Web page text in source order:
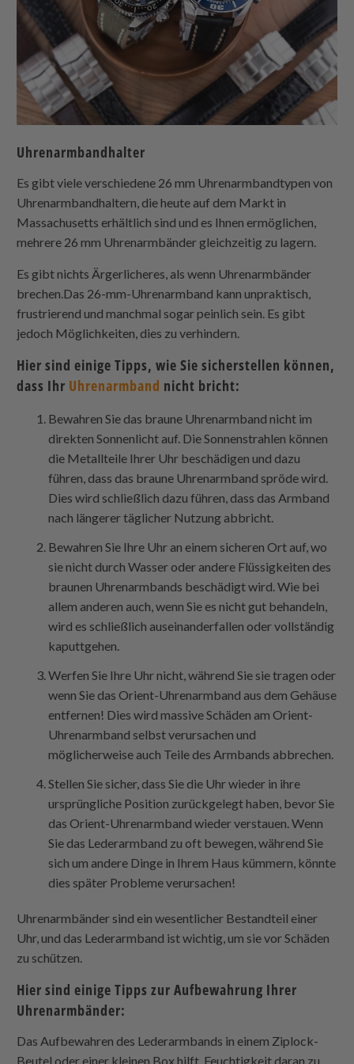
Uhrenarmbandhalter
Es gibt viele verschiedene 26 mm Uhrenarmbandtypen von
Uhrenarmbandhaltern, die heute auf dem Markt in
Massachusetts erhältlich sind und es Ihnen ermöglichen,
mehrere 26 mm Uhrenarmbänder gleichzeitig zu lagern.
Es gibt nichts Ärgerlicheres, als wenn Uhrenarmbänder
brechen.Das 26-mm-Uhrenarmband kann unpraktisch,
frustrierend und manchmal sogar peinlich sein. Es gibt
jedoch Möglichkeiten, dies zu verhindern.
Hier sind einige Tipps, wie Sie sicherstellen können,
dass Ihr Uhrenarmband nicht bricht:
Bewahren Sie das braune Uhrenarmband nicht im
direkten Sonnenlicht auf. Die Sonnenstrahlen können
die Metallteile Ihrer Uhr beschädigen und dazu
führen, dass das braune Uhrenarmband spröde wird.
Dies wird schließlich dazu führen, dass das Armband
nach längerer täglicher Nutzung abbricht.
Bewahren Sie Ihre Uhr an einem sicheren Ort auf, wo
sie nicht durch Wasser oder andere Flüssigkeiten des
braunen Uhrenarmbands beschädigt wird. Wie bei
allem anderen auch, wenn Sie es nicht gut behandeln,
wird es schließlich auseinanderfallen oder vollständig
kaputtgehen.
Werfen Sie Ihre Uhr nicht, während Sie sie tragen oder
wenn Sie das Orient-Uhrenarmband aus dem Gehäuse
entfernen! Dies wird massive Schäden am Orient-
Uhrenarmband selbst verursachen und
möglicherweise auch Teile des Armbands abbrechen.
Stellen Sie sicher, dass Sie die Uhr wieder in ihre
ursprüngliche Position zurückgelegt haben, bevor Sie
das Orient-Uhrenarmband wieder verstauen. Wenn
Sie das Lederarmband zu oft bewegen, während Sie
sich um andere Dinge in Ihrem Haus kümmern, könnte
dies später Probleme verursachen!
Uhrenarmbänder sind ein wesentlicher Bestandteil einer
Uhr, und das Lederarmband ist wichtig, um sie vor Schäden
zu schützen.
Hier sind einige Tipps zur Aufbewahrung Ihrer
Uhrenarmbänder:
Das Aufbewahren des Lederarmbands in einem Ziplock-
Beutel oder einer kleinen Box hilft, Feuchtigkeit daran zu